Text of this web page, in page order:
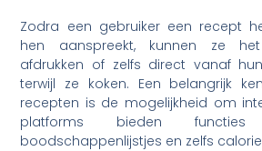
Zodra een gebruiker een recept
hen aanspreekt, kunnen ze
afdrukken of zelfs direct vanaf
terwijl ze koken. Een belangrijk
recepten is de mogelijkheid om
platforms bieden
boodschappenlijstjes en zelfs